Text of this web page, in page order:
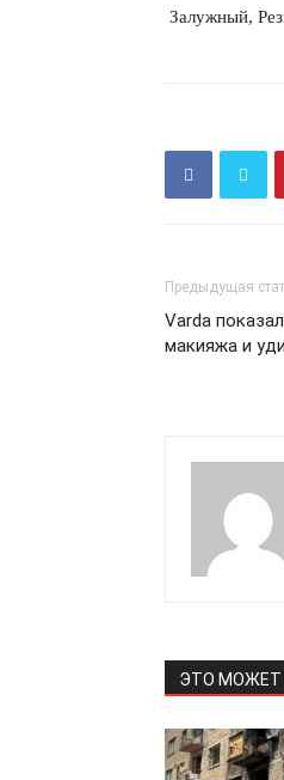
Залужный,
Предыдущая
Varda
макияжа и
ЭТО МОЖЕТ